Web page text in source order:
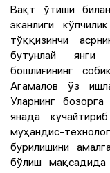
Вақт ўтиши
эканлиги
тўққизинчи
бутунлай янги
бошлиғининг
Агамалов ўз
Уларнинг
янада
муҳандис-
бурилишини
бўлиш